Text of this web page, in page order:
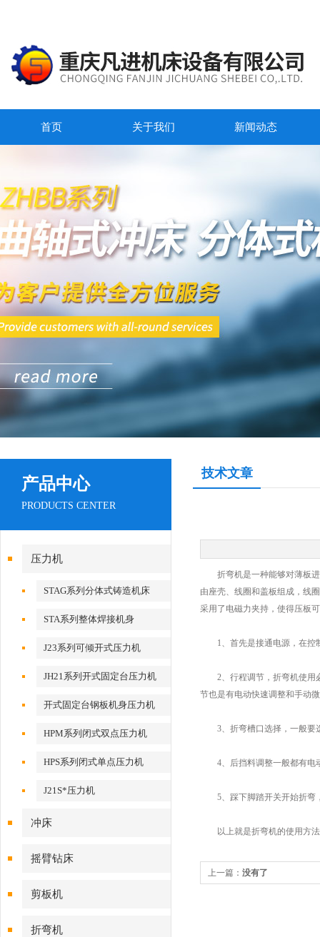
首页 关于我们 新闻动态
产品中心
PRODUCTS CENTER
压力机
STAG系列分体式铸造机床
STA系列整体焊接机身
J23系列可倾开式压力机
JH21系列开式固定台压力机
开式固定台钢板机身压力机
HPM系列闭式双点压力机
HPS系列闭式单点压力机
J21S*压力机
冲床
摇臂钻床
剪板机
折弯机
技术文章
折弯机是一种能够对薄板进
由座壳、线圈和盖板组成，线
采用了电磁力夹持，使得压板
1、首先是接通电源，在控
2、行程调节，折弯机使用必
节也是有电动快速调整和手动
3、折弯槽口选择，一般要选
4、后挡料调整一般都有电
5、踩下脚踏开关开始折弯，
以上就是折弯机的使用方法
上一篇： 没有了